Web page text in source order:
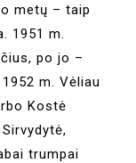
metų – taip
1951 m.
po jo –
m. Vėliau
Kostė
trumpai